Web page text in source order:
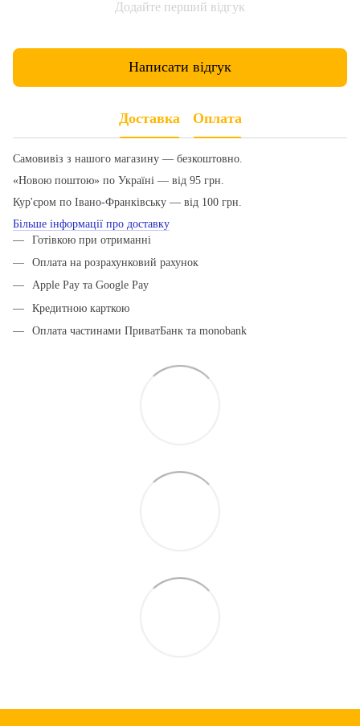
Додайте перший відгук
Написати відгук
Доставка Оплата
Самовивіз з нашого магазину — безкоштовно.
«Новою поштою» по Україні — від 95 грн.
Кур'єром по Івано-Франківську — від 100 грн.
Більше інформації про доставку
Готівкою при отриманні
Оплата на розрахунковий рахунок
Apple Pay та Google Pay
Кредитною карткою
Оплата частинами ПриватБанк та monobank